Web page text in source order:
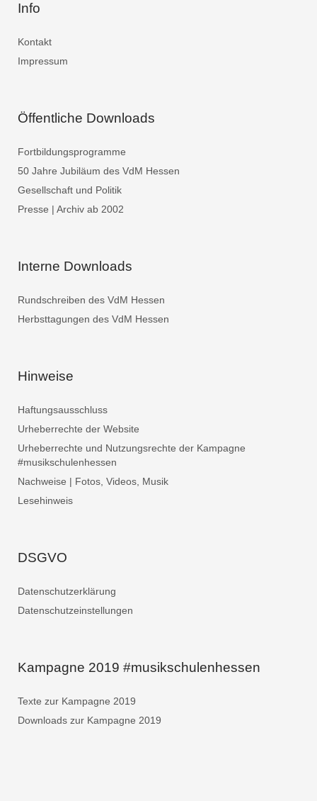
Info
Kontakt
Impressum
Öffentliche Downloads
Fortbildungsprogramme
50 Jahre Jubiläum des VdM Hessen
Gesellschaft und Politik
Presse | Archiv ab 2002
Interne Downloads
Rundschreiben des VdM Hessen
Herbsttagungen des VdM Hessen
Hinweise
Haftungsausschluss
Urheberrechte der Website
Urheberrechte und Nutzungsrechte der Kampagne
#musikschulenhessen
Nachweise | Fotos, Videos, Musik
Lesehinweis
DSGVO
Datenschutzerklärung
Datenschutzeinstellungen
Kampagne 2019 #musikschulenhessen
Texte zur Kampagne 2019
Downloads zur Kampagne 2019